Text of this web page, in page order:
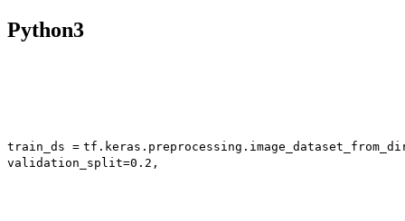
Python3
train_ds =
validation_split=0.2 ,